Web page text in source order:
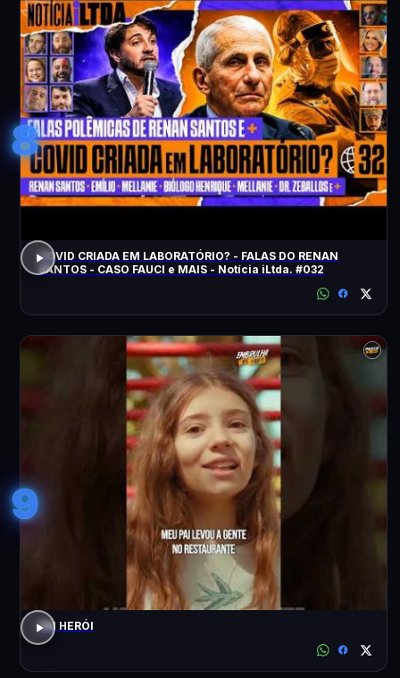
8
COVID CRIADA EM LABORATÓRIO? - FALAS DO RENAN
SANTOS - CASO FAUCI e MAIS - Notícia iLtda. #032
9
PAI HERÓI